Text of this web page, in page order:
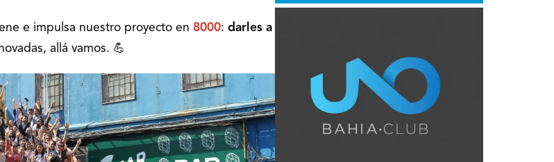
e impulsa nuestro proyecto en 8000: darles a
allá vamos. 💪